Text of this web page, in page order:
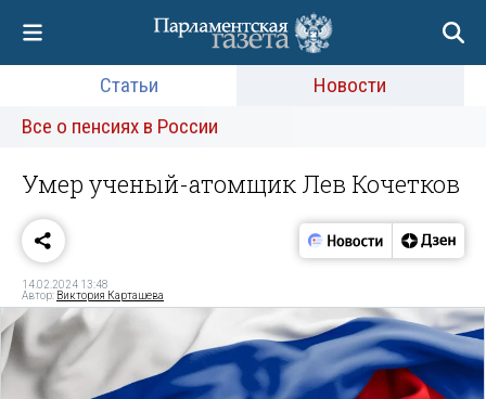
Статьи
Новости
Все о пенсиях в России
Умер ученый-атомщик Лев Кочетков
14.02.2024 13:48
Автор: Виктория Карташева